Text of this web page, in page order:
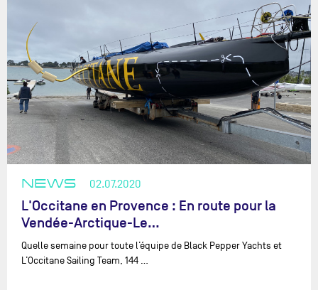
NEWS 02.07.2020
L'Occitane en Provence : En route pour la
Vendée-Arctique-Le…
Quelle semaine pour toute l’équipe de Black Pepper Yachts et
L’Occitane Sailing Team, 144 …